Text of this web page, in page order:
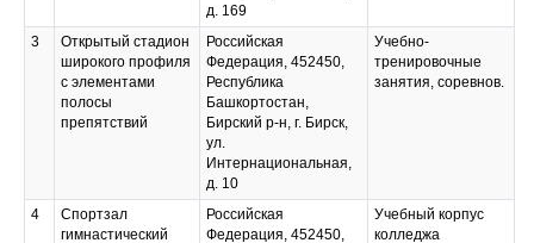
д. 169
3
Открытый стадион
широкого профиля
с элементами
полосы
препятствий
Российская
Федерация, 452450,
Республика
Башкортостан,
Бирский р-н, г. Бирск,
ул.
Интернациональная,
д. 10
Учебно-
тренировочные
занятия, соревнов.
4
Спортзал
гимнастический
Российская
Федерация, 452450,
Учебный корпус
колледжа